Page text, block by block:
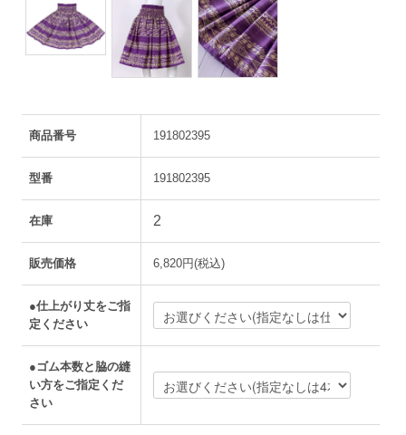
商品番号 191802395
型番 191802395
在庫 2
販売価格 6,820円(税込)
●仕上がり丈をご指
定ください
●ゴム本数と脇の縫
い方をご指定くだ
さい